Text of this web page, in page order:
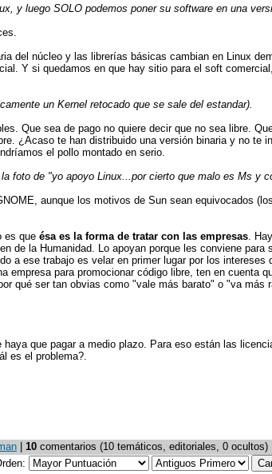
y luego SOLO podemos poner su software en una
del núcleo y las librerías básicas cambian en Linux
Y si quedamos en que hay sitio para el soft
un Kernel retocado que se sale del estandar).
Que sea de pago no quiere decir que no sea libre.
¿Acaso te han distribuido una versión binaria y no te
el pollo montado en serio.
foto de "yo apoyo Linux...por cierto que malo es Ms y
aunque los motivos de Sun sean equivocados
es que ésa es la forma de tratar con las empresas.
de la Humanidad. Lo apoyan porque les conviene para
a ese trabajo es velar en primer lugar por los intereses
para promocionar código libre, ten en cuenta
qué ser tan obvias como "vale más barato" o "va más
que pagar a medio plazo. Para eso están las
es el problema?.
10 comentarios (10 temáticos, editoriales, 0 ocultos)